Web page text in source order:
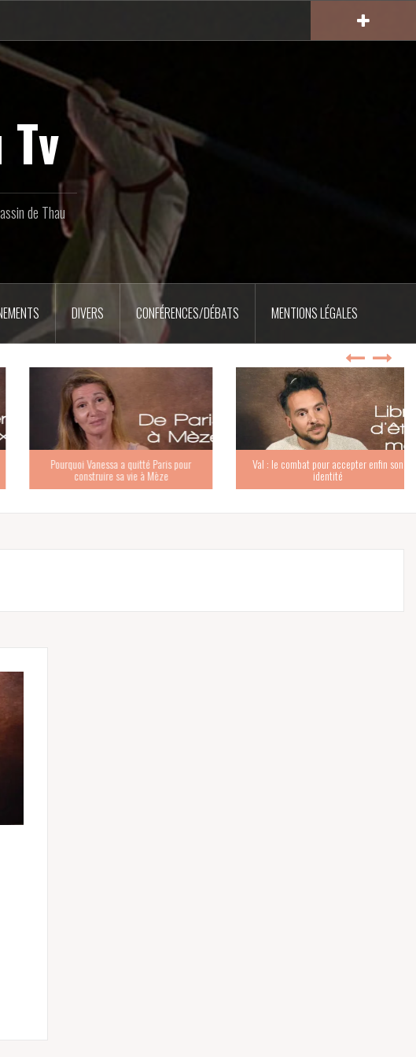
de Thau
DIVERS CONFÉRENCES/DÉBATS MENTIONS LÉGALES
Pourquoi Vanessa a quitté Paris pour
construire sa vie à Mèze
Val : le combat pour accepter enfin son
identité